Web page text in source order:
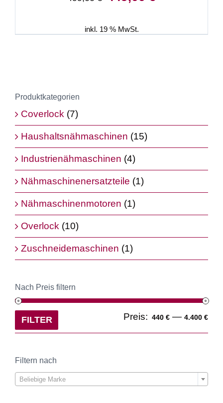
499,00 €
inkl. 19 % MwSt.
Produktkategorien
Coverlock (7)
Haushaltsnähmaschinen (15)
Industrienähmaschinen (4)
Nähmaschinenersatzteile (1)
Nähmaschinenmotoren (1)
Overlock (10)
Zuschneidemaschinen (1)
Nach Preis filtern
FILTER Preis: 440 € — 4.400 €
Filtern nach
Beliebige Marke